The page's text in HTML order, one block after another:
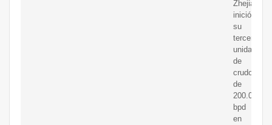
Zhejiang
inició
su
tercera
unidad
de
crudo
de
200.000
bpd
en